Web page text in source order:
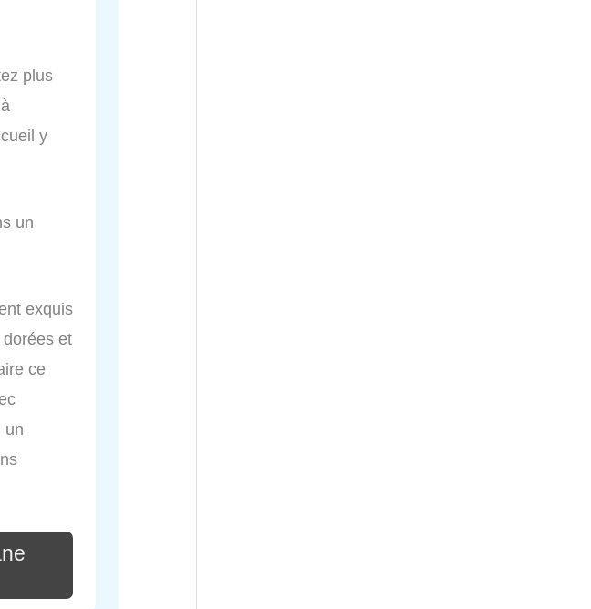
plus
y
un
exquis
et
ce
un